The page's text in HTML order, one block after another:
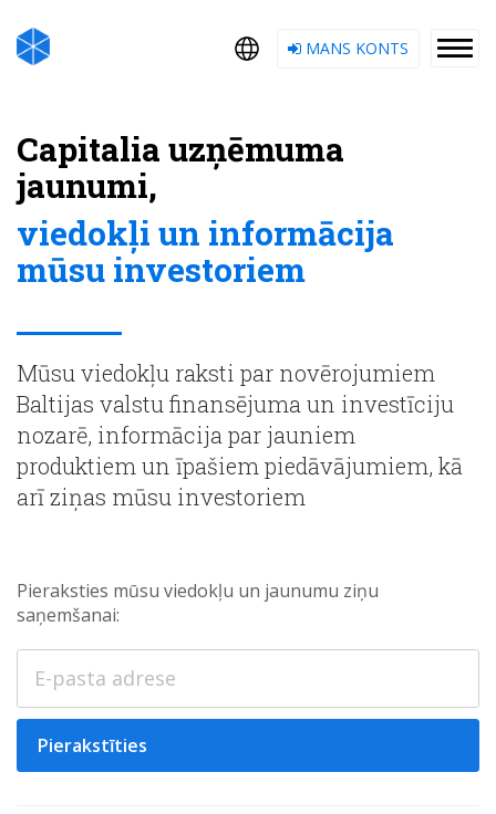
MANS KONTS
Capitalia uzņēmuma
jaunumi,
viedokļi un informācija
mūsu investoriem
Mūsu viedokļu raksti par novērojumiem
Baltijas valstu finansējuma un investīciju
nozarē, informācija par jauniem
produktiem un īpašiem piedāvājumiem, kā
arī ziņas mūsu investoriem
Pieraksties mūsu viedokļu un jaunumu ziņu
saņemšanai:
Pierakstīties